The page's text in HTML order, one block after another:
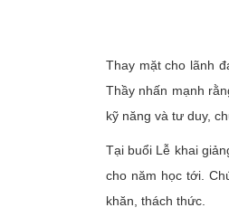
Thay mặt cho lãnh
Thầy nhấn mạnh
kỹ năng và tư duy,
Tại buổi Lễ khai
cho năm học tới.
khăn, thách thức.